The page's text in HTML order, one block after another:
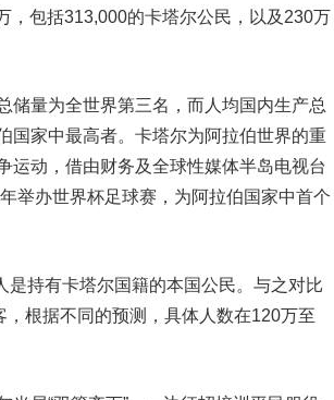
，包括313,000的卡塔尔公民，以及230万
储量为全世界第三名，而人均国内生产总
国家中最高者。卡塔尔为阿拉伯世界的重
运动，借由财务及全球性媒体半岛电视台
举办世界杯足球赛，为阿拉伯国家中首个
持有卡塔尔国籍的本国公民。与之对比
根据不同的预测，具体人数在120万至